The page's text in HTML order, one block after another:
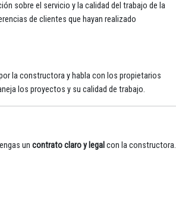
sobre el servicio y la calidad del trabajo de la
de clientes que hayan realizado
la constructora y habla con los propietarios
los proyectos y su calidad de trabajo.
un contrato claro y legal con la constructora.